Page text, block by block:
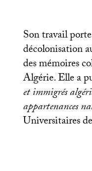
Son travail
décolonisation
des mémoires
Algérie. Elle a
et immigrés
appartenances
Universitaires